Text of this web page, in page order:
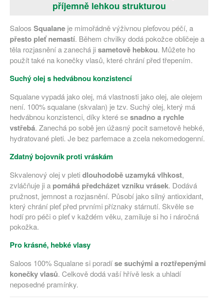
příjemně lehkou strukturou
Saloos Squalane je mimořádně výživnou pleťovou péčí, a
přesto pleť nemastí. Během chvilky dodá pokožce obličeje a
těla rozjasnění a zanechá jisametově hebkou. Můžete ho
použít také na konečky vlasů, které chrání před třepením.
Suchý olej s hedvábnou konzistencí
Squalane vypadá jako olej, má vlastnosti jako olej, ale olejem
není. 100% squalane (skvalan) je tzv. Suchý olej, který má
hedvábnou konzistenci, díky které sesnadno a rychle
vstřebá. Zanechá po sobě jen úžasný pocit sametově hebké,
hydratované pleti. Je bez parfemace a zcela nekomedogenní.
Zdatný bojovník proti vráskám
Skvalenový olej v pletidlouhodobě uzamyká vlhkost,
zvláčňuje ji a pomáhá předcházet vzniku vrásek. Dodává
pružnost, jemnost a rozjasnění. Působí jako silný antioxidant,
který chrání pleť před prvními příznaky stárnutí. Skvěle se
hodí pro péči o pleť v každém věku, zamiluje si ho i náročná
pokožka.
Pro krásné, hebké vlasy
Saloos 100% Squalane si poradíse suchými a roztřepenými
konečky vlasů. Celkově dodá vaší hřívě lesk a uhladí
neposedné pramínky.